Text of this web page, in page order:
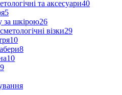
та аксесуари40
5
за шкірою26
візки29
10
8
10